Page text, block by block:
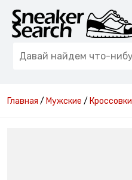
Главная / Мужские / Кроссовки